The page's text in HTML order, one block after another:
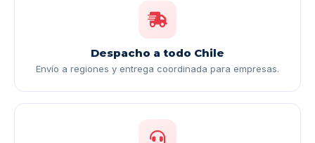
Despacho a todo Chile
Envío a regiones y entrega coordinada para empresas.